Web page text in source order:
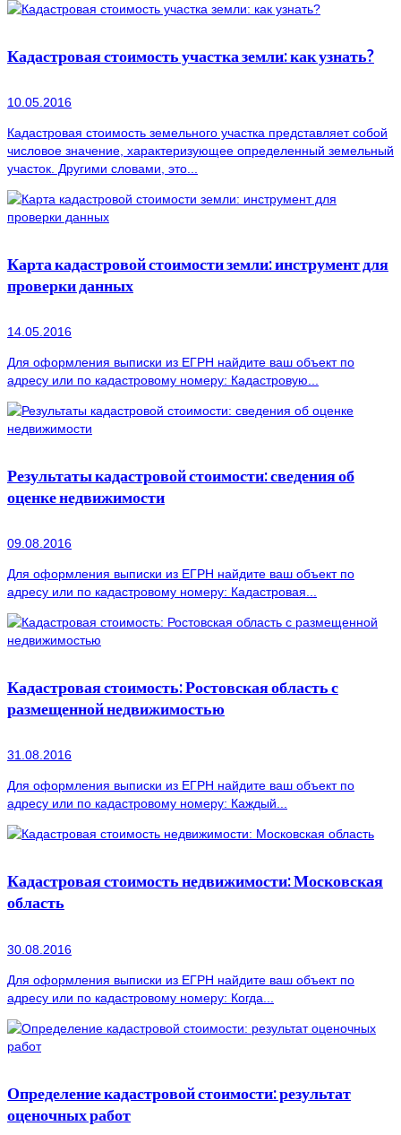
Кадастровая стоимость участка земли: как узнать?
10.05.2016
Кадастровая стоимость земельного участка представляет собой
числовое значение, характеризующее определенный земельный
участок. Другими словами, это...
Карта кадастровой стоимости земли: инструмент для
проверки данных
14.05.2016
Для оформления выписки из ЕГРН найдите ваш объект по
адресу или по кадастровому номеру: Кадастровую...
Результаты кадастровой стоимости: сведения об
оценке недвижимости
09.08.2016
Для оформления выписки из ЕГРН найдите ваш объект по
адресу или по кадастровому номеру: Кадастровая...
Кадастровая стоимость: Ростовская область с
размещенной недвижимостью
31.08.2016
Для оформления выписки из ЕГРН найдите ваш объект по
адресу или по кадастровому номеру: Каждый...
Кадастровая стоимость недвижимости: Московская
область
30.08.2016
Для оформления выписки из ЕГРН найдите ваш объект по
адресу или по кадастровому номеру: Когда...
Определение кадастровой стоимости: результат
оценочных работ